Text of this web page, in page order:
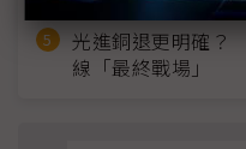
光進銅退更明確？
線「最終戰場」